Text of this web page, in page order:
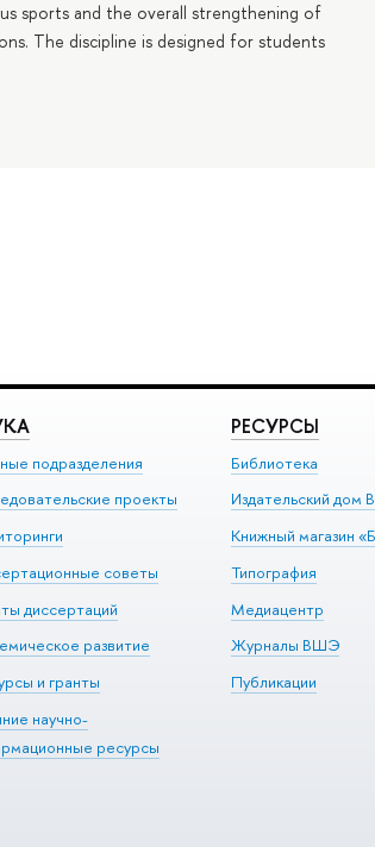
sports and the overall strengthening of
The discipline is designed for students
подразделения
проекты
советы
диссертаций
развитие
и гранты
научно-
ресурсы
РЕСУРСЫ
Библиотека
Издательский дом
Книжный магазин
Типография
Медиацентр
Журналы ВШЭ
Публикации